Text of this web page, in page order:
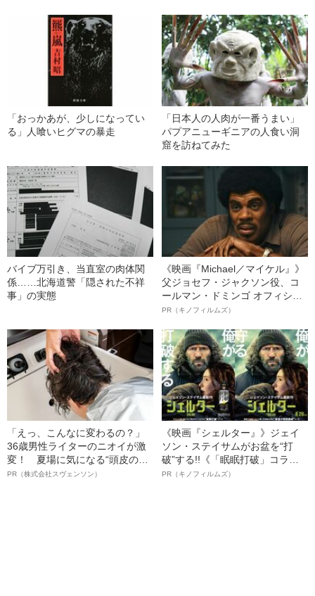
「おっかあが、少しになってい
る」人喰いヒグマの暴走
「日本人の人肉が一番うまい」
パプアニューギニアの人食い洞
窟を訪ねてみた
バイブ万引き、当直室の肉体関
係……北海道警「隠された不祥
事」の実態
《映画『Michael／マイケル』》
父ジョセフ・ジャクソン役、コ
ールマン・ドミンゴ オフィシャ
ルインタビュー“観客を魅了した
語る”《日本興収70億円突破》
PR（キノフィルムズ）
「えっ、こんなに変わるの？」
36歳男性ライターのニオイが激
変！ 夏場に気になる“頭皮のニ
オイ”や“ベタつき”を解消す
PR（株式会社スヴェンソン）
《映画『シェルター』》ジェイ
ソン・ステイサムがお盆を“打
破”する!!《「眠眠打破」コラ
ボ》
PR（キノフィルムズ）